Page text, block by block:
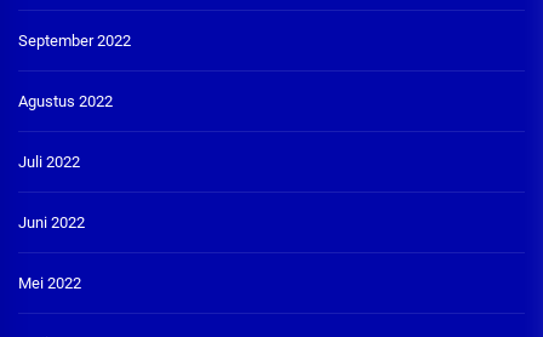
September 2022
Agustus 2022
Juli 2022
Juni 2022
Mei 2022